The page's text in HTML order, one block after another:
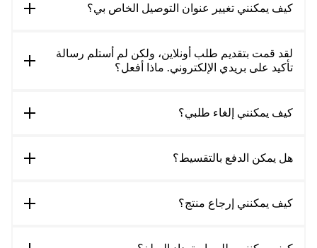
كيف يمكنني تغيير عنوان التوصيل الخاص بي؟
لقد قمت بتقديم طلب أونلاين، ولكن لم أستلم رسالة
تأكيد على بريدي الإلكتروني. ماذا أفعل؟
كيف يمكنني إلغاء طلبي؟
هل يمكن الدفع بالتقسيط؟
كيف يمكنني إرجاع منتج؟